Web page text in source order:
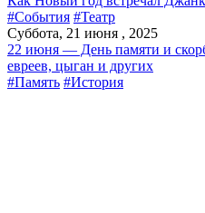
#События #Театр
Суббота, 21 июня , 2025
22 июня — День памяти и
евреев, цыган и других
#Память #История